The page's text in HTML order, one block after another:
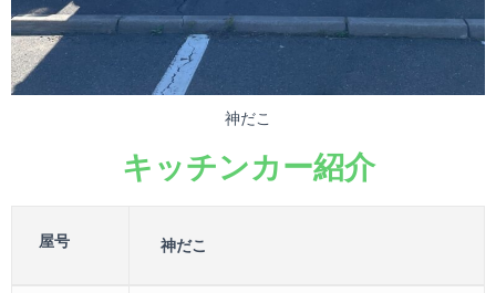
神だこ
キッチンカー紹介
屋号 神だこ